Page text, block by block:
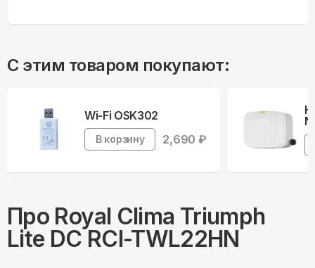
С этим товаром покупают:
Wi-Fi OSK302
В корзину 2,690 ₽
Про Royal Clima Triumph
Lite DC RCI-TWL22HN